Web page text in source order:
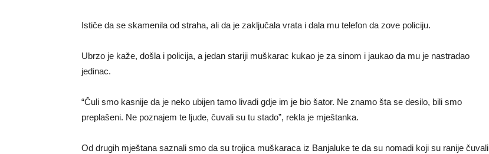
Ističe da se skamenila od straha, ali da je zaključala vrata i dala mu telefon da zove policiju.
Ubrzo je kaže, došla i policija, a jedan stariji muškarac kukao je za sinom i jaukao da mu je nastradao
jedinac.
“Čuli smo kasnije da je neko ubijen tamo livadi gdje im je bio šator. Ne znamo šta se desilo, bili smo
preplašeni. Ne poznajem te ljude, čuvali su tu stado”, rekla je mještanka.
Od drugih mještana saznali smo da su trojica muškaraca iz Banjaluke te da su nomadi koji su ranije čuvali